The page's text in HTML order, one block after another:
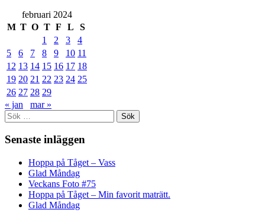
februari 2024
M T O T F L
S
1
2 3
4
5
6 7 8 9 10 11
12 13 14 15 16 17 18
19 20 21 22 23 24 25
26 27 28 29
« jan
mar »
Sök
efter:
Senaste inläggen
Hoppa på Tåget – Vass
Glad Måndag
Veckans Foto #75
Hoppa på Tåget – Min favorit maträtt.
Glad Måndag